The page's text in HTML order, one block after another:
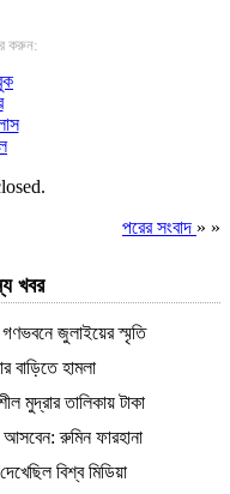
করুন:
পরের সংবাদ » »
খবর
জুলাইয়ের স্মৃতি
বাড়িতে হামলা
মুদ্রার তালিকায় টাকা
আসবেন: রুমিন ফারহানা
বিশ্ব মিডিয়া